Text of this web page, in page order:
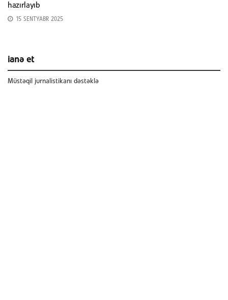
hazırlayıb
15 SENTYABR 2025
ianə et
Müstəqil jurnalistikanı dəstəklə